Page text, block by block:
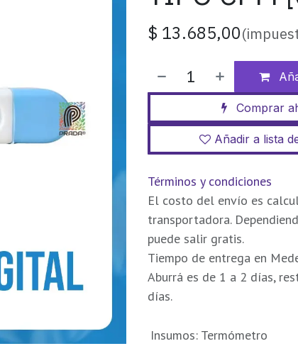
$ 13.685,00
Comprar
Añadir a lista
Términos y condiciones
El costo del envío es
transportadora.
puede salir gratis.
Tiempo de entrega en
Aburrá es de 1 a 2 días,
días.
Insumos: Termómetro